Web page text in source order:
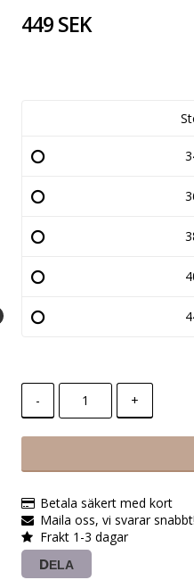
449 SEK
- +
Betala säkert med kort
Maila oss, vi svarar snabbt!
Frakt 1-3 dagar
DELA